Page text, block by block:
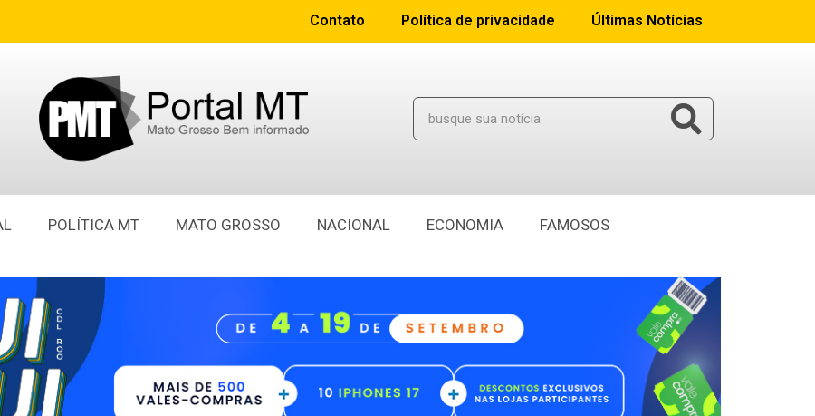
Contato Política de privacidade Últimas Notícias
POLÍTICA MT MATO GROSSO NACIONAL ECONOMIA FAMOSOS